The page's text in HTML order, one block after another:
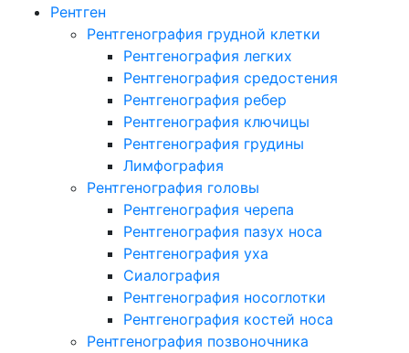
Рентген
Рентгенография грудной клетки
Рентгенография легких
Рентгенография средостения
Рентгенография ребер
Рентгенография ключицы
Рентгенография грудины
Лимфография
Рентгенография головы
Рентгенография черепа
Рентгенография пазух носа
Рентгенография уха
Сиалография
Рентгенография носоглотки
Рентгенография костей носа
Рентгенография позвоночника